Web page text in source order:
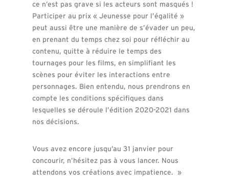
ce n’est pas grave si les acteurs sont masqués !
Participer au prix « Jeunesse pour l’égalité »
peut aussi être une manière de s’évader un peu,
en prenant du temps chez soi pour réfléchir au
contenu, quitte à réduire le temps des
tournages pour les films, en simplifiant les
scènes pour éviter les interactions entre
personnages. Bien entendu, nous prendrons en
compte les conditions spécifiques dans
lesquelles se déroule l’édition 2020-2021 dans
nos décisions.
Vous avez encore jusqu’au 31 janvier pour
concourir, n’hésitez pas à vous lancer. Nous
attendons vos créations avec impatience. »